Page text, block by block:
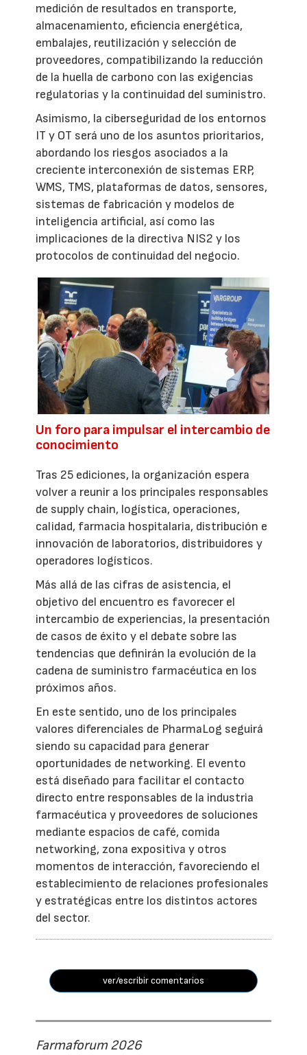
medición de resultados en transporte,
almacenamiento, eficiencia energética,
embalajes, reutilización y selección de
proveedores, compatibilizando la reducción
de la huella de carbono con las exigencias
regulatorias y la continuidad del suministro.
Asimismo, la ciberseguridad de los entornos
IT y OT será uno de los asuntos prioritarios,
abordando los riesgos asociados a la
creciente interconexión de sistemas ERP,
WMS, TMS, plataformas de datos, sensores,
sistemas de fabricación y modelos de
inteligencia artificial, así como las
implicaciones de la directiva NIS2 y los
protocolos de continuidad del negocio.
Un foro para impulsar el intercambio de
conocimiento
Tras 25 ediciones, la organización espera
volver a reunir a los principales responsables
de supply chain, logística, operaciones,
calidad, farmacia hospitalaria, distribución e
innovación de laboratorios, distribuidores y
operadores logísticos.
Más allá de las cifras de asistencia, el
objetivo del encuentro es favorecer el
intercambio de experiencias, la presentación
de casos de éxito y el debate sobre las
tendencias que definirán la evolución de la
cadena de suministro farmacéutica en los
próximos años.
En este sentido, uno de los principales
valores diferenciales de PharmaLog seguirá
siendo su capacidad para generar
oportunidades de networking. El evento
está diseñado para facilitar el contacto
directo entre responsables de la industria
farmacéutica y proveedores de soluciones
mediante espacios de café, comida
networking, zona expositiva y otros
momentos de interacción, favoreciendo el
establecimiento de relaciones profesionales
y estratégicas entre los distintos actores
del sector.
ver/escribir comentarios
Farmaforum 2026